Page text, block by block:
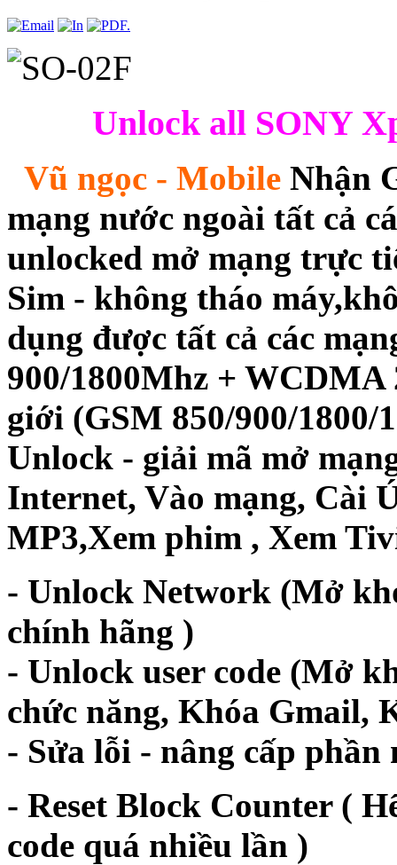
Unlock all SONY
Vũ ngọc - Mobile Nhận
mạng nước ngoài tất cả
unlocked mở mạng trực
Sim - không tháo
dụng được tất cả các
900/1800Mhz + WCDMA
giới (GSM 850/900/
Unlock - giải mã mở
Internet, Vào mạng, Cài
MP3,Xem phim , Xem
- Unlock Network (Mở
chính hãng )
- Unlock user code (Mở
chức năng, Khóa Gmail,
- Sửa lỗi - nâng cấp
- Reset Block Counter (
code quá nhiều lần )